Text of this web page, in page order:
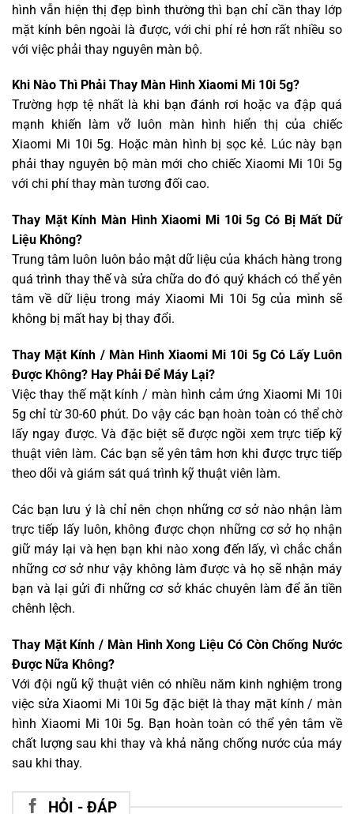
hình vẫn hiện thị đẹp bình thường thì bạn chỉ cần thay lớp
mặt kính bên ngoài là được, với chi phí rẻ hơn rất nhiều so
với việc phải thay nguyên màn bộ.
Khi Nào Thì Phải Thay Màn Hình Xiaomi Mi 10i 5g?
Trường hợp tệ nhất là khi bạn đánh rơi hoặc va đập quá
mạnh khiến làm vỡ luôn màn hình hiển thị của chiếc
Xiaomi Mi 10i 5g. Hoặc màn hình bị sọc kẻ. Lúc này bạn
phải thay nguyên bộ màn mới cho chiếc Xiaomi Mi 10i 5g
với chi phí thay màn tương đối cao.
Thay Mặt Kính Màn Hình Xiaomi Mi 10i 5g Có Bị Mất Dữ
Liệu Không?
Trung tâm luôn luôn bảo mật dữ liệu của khách hàng trong
quá trình thay thế và sửa chữa do đó quý khách có thể yên
tâm về dữ liệu trong máy Xiaomi Mi 10i 5g của mình sẽ
không bị mất hay bị thay đổi.
Thay Mặt Kính / Màn Hình Xiaomi Mi 10i 5g Có Lấy Luôn
Được Không? Hay Phải Để Máy Lại?
Việc thay thế mặt kính / màn hình cảm ứng Xiaomi Mi 10i
5g chỉ từ 30-60 phút. Do vậy các bạn hoàn toàn có thể chờ
lấy ngay được. Và đặc biệt sẽ được ngồi xem trực tiếp kỹ
thuật viên làm. Các bạn sẽ yên tâm hơn khi được trực tiếp
theo dõi và giám sát quá trình kỹ thuật viên làm.
Các bạn lưu ý là chỉ nên chọn những cơ sở nào nhận làm
trực tiếp lấy luôn, không được chọn những cơ sở họ nhận
giữ máy lại và hẹn bạn khi nào xong đến lấy, vì chắc chắn
những cơ sở như vậy không làm được và họ sẽ nhận máy
bạn và lại gửi đi những cơ sở khác chuyên làm để ăn tiền
chênh lệch.
Thay Mặt Kính / Màn Hình Xong Liệu Có Còn Chống Nước
Được Nữa Không?
Với đội ngũ kỹ thuật viên có nhiều năm kinh nghiệm trong
việc sửa Xiaomi Mi 10i 5g đặc biệt là thay mặt kính / màn
hình Xiaomi Mi 10i 5g. Bạn hoàn toàn có thể yên tâm về
chất lượng sau khi thay và khả năng chống nước của máy
sau khi thay.
HỎI - ĐÁP